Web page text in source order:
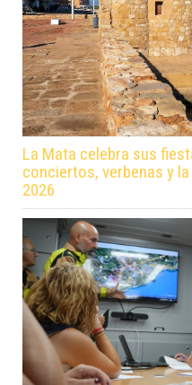
La Mata celebra sus
conciertos, verbenas y
2026